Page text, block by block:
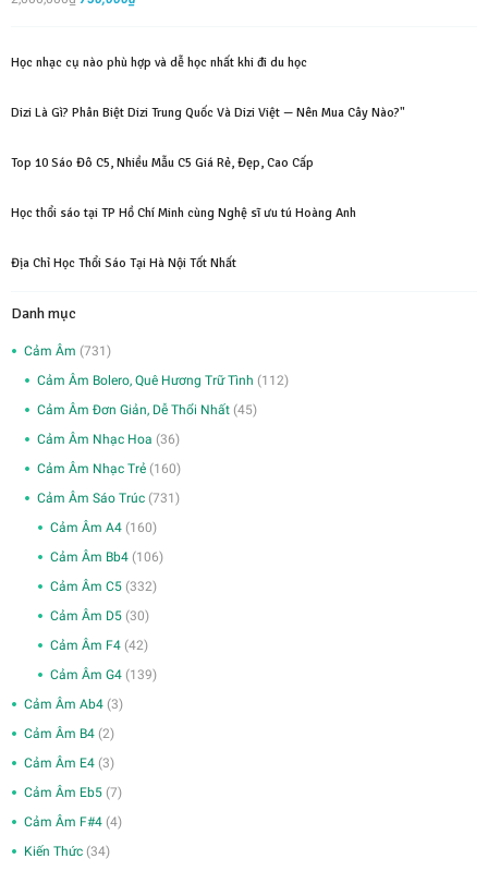
2,000,000₫.
là:
Học nhạc cụ nào phù hợp và dễ học nhất khi đi du học
Dizi Là Gì? Phân Biệt Dizi Trung Quốc Và Dizi Việt — Nên Mua Cây Nào?"
Top 10 Sáo Đô C5, Nhiều Mẫu C5 Giá Rẻ, Đẹp, Cao Cấp
Học thổi sáo tại TP Hồ Chí Minh cùng Nghệ sĩ ưu tú Hoàng Anh
Địa Chỉ Học Thổi Sáo Tại Hà Nội Tốt Nhất
Danh mục
Cảm Âm (731)
Cảm Âm Bolero, Quê Hương Trữ Tình (112)
Cảm Âm Đơn Giản, Dễ Thổi Nhất (45)
Cảm Âm Nhạc Hoa (36)
Cảm Âm Nhạc Trẻ (160)
Cảm Âm Sáo Trúc (731)
Cảm Âm A4 (160)
Cảm Âm Bb4 (106)
Cảm Âm C5 (332)
Cảm Âm D5 (30)
Cảm Âm F4 (42)
Cảm Âm G4 (139)
Cảm Âm Ab4 (3)
Cảm Âm B4 (2)
Cảm Âm E4 (3)
Cảm Âm Eb5 (7)
Cảm Âm F#4 (4)
Kiến Thức (34)